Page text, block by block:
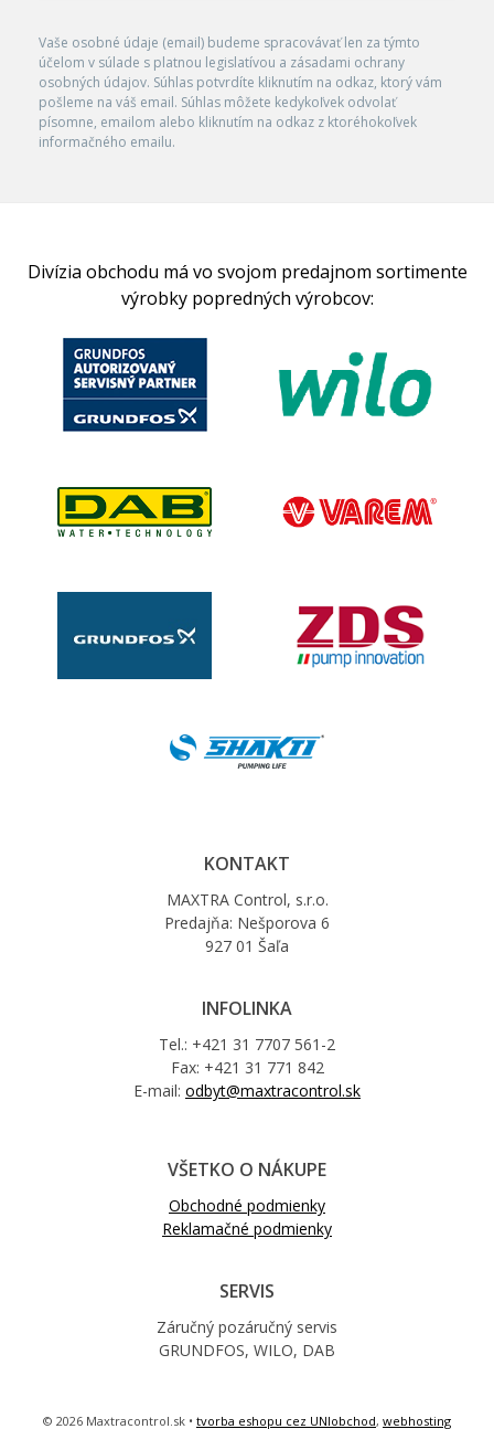
Vaše osobné údaje (email) budeme spracovávať len za týmto
účelom v súlade s platnou legislatívou a zásadami ochrany
osobných údajov. Súhlas potvrdíte kliknutím na odkaz, ktorý vám
pošleme na váš email. Súhlas môžete kedykoľvek odvolať
písomne, emailom alebo kliknutím na odkaz z ktoréhokoľvek
informačného emailu.
Divízia obchodu má vo svojom predajnom sortimente
výrobky popredných výrobcov:
KONTAKT
MAXTRA Control, s.r.o.
Predajňa: Nešporova 6
927 01 Šaľa
INFOLINKA
Tel.: +421 31 7707 561-2
Fax: +421 31 771 842
E-mail: odbyt@maxtracontrol.sk
VŠETKO O NÁKUPE
Obchodné podmienky
Reklamačné podmienky
SERVIS
Záručný pozáručný servis
GRUNDFOS, WILO, DAB
© 2026 Maxtracontrol.sk • tvorba eshopu cez UNIobchod, webhosting